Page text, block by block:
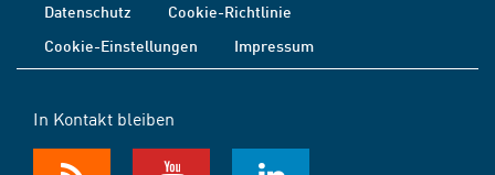
Datenschutz
Cookie-Richtlinie
Cookie-Einstellungen
Impressum
In Kontakt bleiben